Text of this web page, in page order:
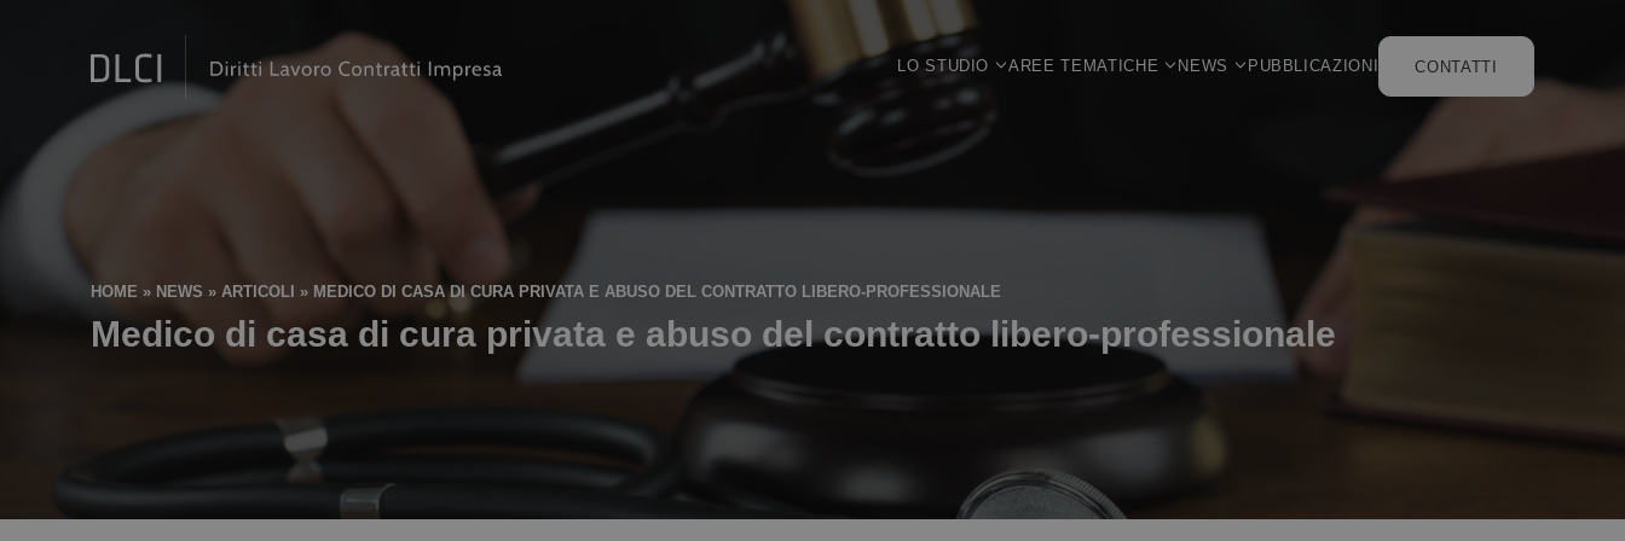
LO STUDIO AREE TEMATICHE NEWS PUBBLICAZIONI CONTATTI
HOME » NEWS »ARTICOLI » MEDICO DI CASA DI CURA PRIVATA E ABUSO DEL CONTRATTO LIBERO-PROFESSIONALE
Medico di casa di cura privata e abuso del contratto libero-professionale